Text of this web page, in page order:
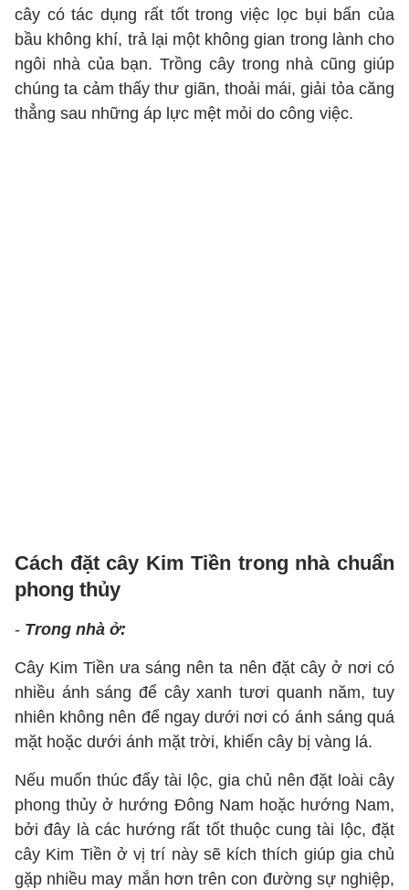
cây có tác dụng rất tốt trong việc lọc bụi bẩn của
bầu không khí, trả lại một không gian trong lành cho
ngôi nhà của bạn. Trồng cây trong nhà cũng giúp
chúng ta cảm thấy thư giãn, thoải mái, giải tỏa căng
thẳng sau những áp lực mệt mỏi do công việc.
Cách đặt cây Kim Tiền trong nhà chuẩn
phong thủy
- Trong nhà ở:
Cây Kim Tiền ưa sáng nên ta nên đặt cây ở nơi có
nhiều ánh sáng để cây xanh tươi quanh năm, tuy
nhiên không nên để ngay dưới nơi có ánh sáng quá
mặt hoặc dưới ánh mặt trời, khiến cây bị vàng lá.
Nếu muốn thúc đẩy tài lộc, gia chủ nên đặt loài cây
phong thủy ở hướng Đông Nam hoặc hướng Nam,
bởi đây là các hướng rất tốt thuộc cung tài lộc, đặt
cây Kim Tiền ở vị trí này sẽ kích thích giúp gia chủ
gặp nhiều may mắn hơn trên con đường sự nghiệp,